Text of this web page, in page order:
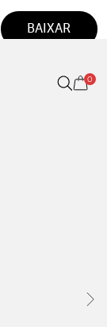
BAIXAR
0